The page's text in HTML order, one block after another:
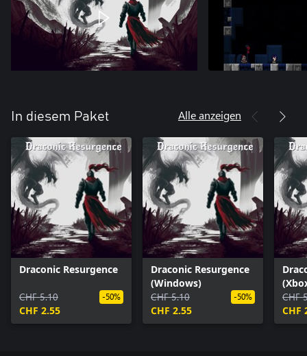
In diesem Paket Alle anzeigen
Draconic Resurgence
CHF 5.10
CHF 2.55
-50%
Draconic Resurgence
(Windows)
CHF 5.10
CHF 2.55
-50%
CHF
CHF